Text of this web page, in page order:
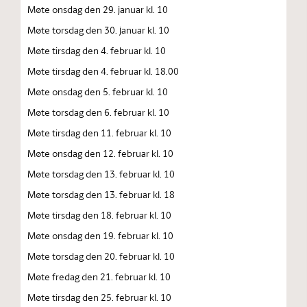
Møte onsdag den 29. januar kl. 10
Møte torsdag den 30. januar kl. 10
Møte tirsdag den 4. februar kl. 10
Møte tirsdag den 4. februar kl. 18.00
Møte onsdag den 5. februar kl. 10
Møte torsdag den 6. februar kl. 10
Møte tirsdag den 11. februar kl. 10
Møte onsdag den 12. februar kl. 10
Møte torsdag den 13. februar kl. 10
Møte torsdag den 13. februar kl. 18
Møte tirsdag den 18. februar kl. 10
Møte onsdag den 19. februar kl. 10
Møte torsdag den 20. februar kl. 10
Møte fredag den 21. februar kl. 10
Møte tirsdag den 25. februar kl. 10